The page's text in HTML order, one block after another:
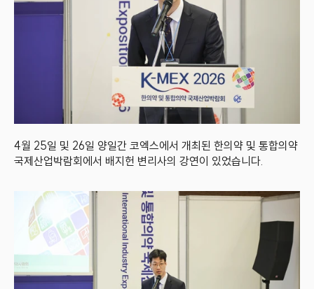
4월 25일 및 26일 양일간 코엑스에서 개최된 한의약 및 통합의약
국제산업박람회에서 배지헌 변리사의 강연이 있었습니다.